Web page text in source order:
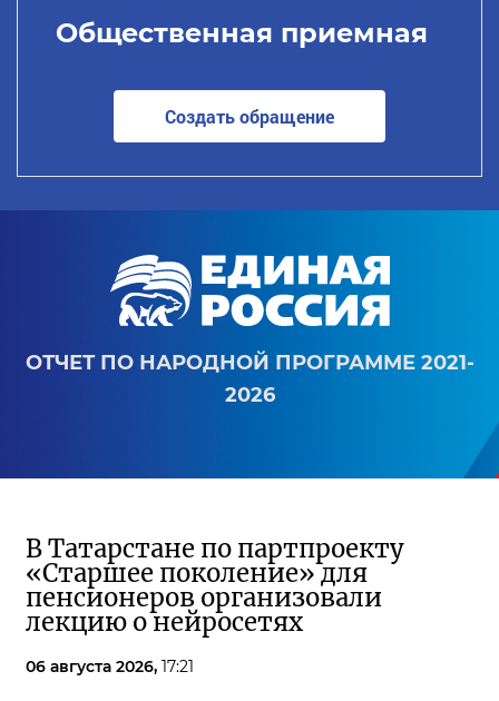
Общественная приемная
Создать обращение
ОТЧЕТ ПО НАРОДНОЙ ПРОГРАММЕ 2021-
2026
В Татарстане по партпроекту
«Старшее поколение» для
пенсионеров организовали
лекцию о нейросетях
06 августа 2026, 17:21